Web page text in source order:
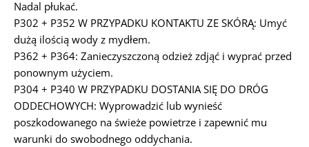
Nadal płukać.
P302 + P352 W PRZYPADKU KONTAKTU ZE SKÓRĄ: Umyć
dużą ilością wody z mydłem.
P362 + P364: Zanieczyszczoną odzież zdjąć i wyprać przed
ponownym użyciem.
P304 + P340 W PRZYPADKU DOSTANIA SIĘ DO DRÓG
ODDECHOWYCH: Wyprowadzić lub wynieść
poszkodowanego na świeże powietrze i zapewnić mu
warunki do swobodnego oddychania.